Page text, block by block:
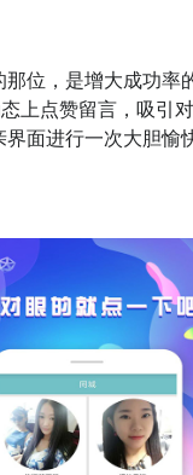
位，是增大成功
上点赞留言，吸引
面进行一次大胆
小时在线，随时解